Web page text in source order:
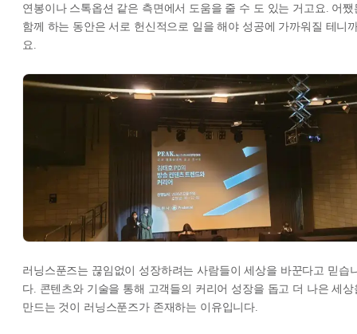
연봉이나 스톡옵션 같은 측면에서 도움을 줄 수 도 있는 거고요. 어쨌
함께 하는 동안은 서로 헌신적으로 일을 해야 성공에 가까워질 테니
요.
러닝스푼즈는 끊임없이 성장하려는 사람들이 세상을 바꾼다고 믿습
다. 콘텐츠와 기술을 통해 고객들의 커리어 성장을 돕고 더 나은 세상
만드는 것이 러닝스푼즈가 존재하는 이유입니다.